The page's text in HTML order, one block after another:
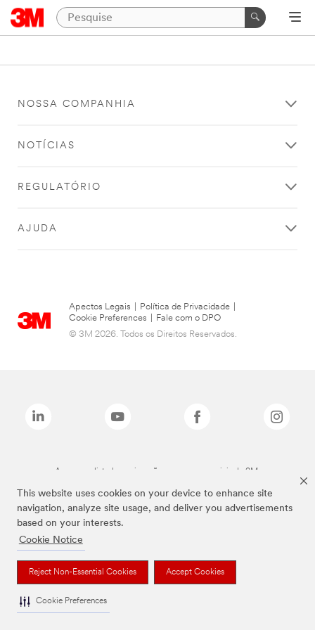
This website uses cookies on your device to enhance site
navigation, analyze site usage, and deliver you advertisements
based on your interests.
Cookie Notice
Reject Non-Essential Cookies Accept Cookies
Cookie Preferences
NOSSA COMPANHIA
NOTÍCIAS
REGULATÓRIO
AJUDA
Apectos Legais Política de Privacidade
Cookie Preferences
Fale com o DPO
© 3M 2026. Todos os Direitos Reservados.
As marcas listadas a cima são marcas comerciais da 3M.